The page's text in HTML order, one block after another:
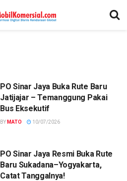
PO Sinar Jaya Buka Rute Baru
Jatijajar – Temanggung Pakai
Bus Eksekutif
BY MATO 10/07/2026
PO Sinar Jaya Resmi Buka Rute
Baru Sukadana–Yogyakarta,
Catat Tanggalnya!